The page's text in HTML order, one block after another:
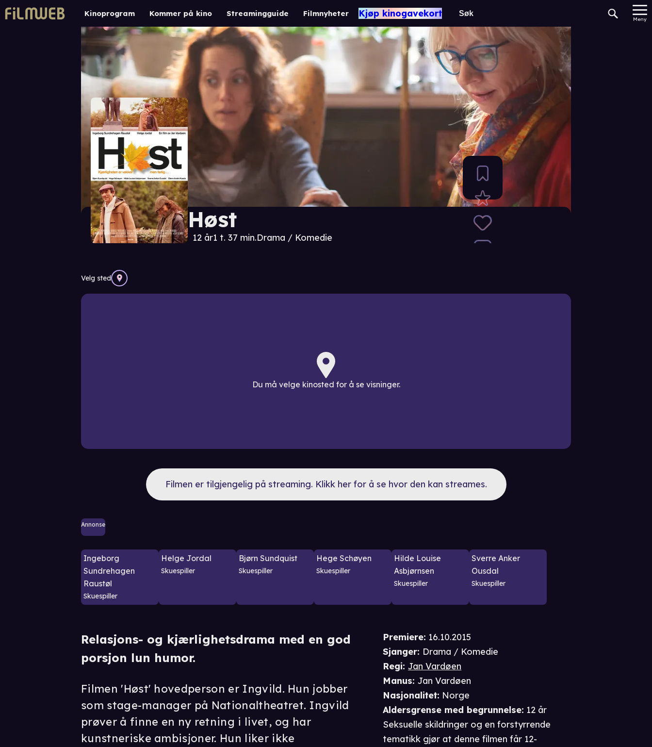
Kinoprogram Kommer på kino Streamingguide Filmnyheter Kjøp kinogavekort
Meny
Høst
12 år1 t. 37 min.Drama / Komedie
Velg sted
Du må velge kinosted for å se visninger.
Filmen er tilgjengelig på streaming. Klikk her for å se hvor den kan streames.
Annonse
Ingeborg
Sundrehagen
Raustøl
Skuespiller
Helge Jordal
Skuespiller
Bjørn Sundquist
Skuespiller
Hege Schøyen
Skuespiller
Hilde Louise
Asbjørnsen
Skuespiller
Sverre Anker
Ousdal
Skuespiller
Premiere: 16.10.2015
Sjanger: Drama / Komedie
Regi:Jan Vardøen
Manus:Jan Vardøen
Nasjonalitet: Norge
Aldersgrense med begrunnelse: 12 år
Seksuelle skildringer og en forstyrrende
tematikk gjør at denne filmen får 12-
Relasjons- og kjærlighetsdrama med en god
porsjon lun humor.
Filmen 'Høst' hovedperson er Ingvild. Hun jobber
som stage-manager på Nationaltheatret. Ingvild
prøver å finne en ny retning i livet, og har
kunstneriske ambisjoner. Hun liker ikke